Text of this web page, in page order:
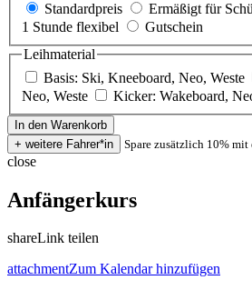
Standardpreis
Ermäßigt für
1 Stunde flexibel
Gutschein
Leihmaterial
Basis: Ski, Kneeboard, Neo, Weste
Neo, Weste
Kicker: Wakeboard,
Spare zusätzlich 10%
close
Anfängerkurs
shareLink teilen
attachmentZum Kalendar hinzufügen